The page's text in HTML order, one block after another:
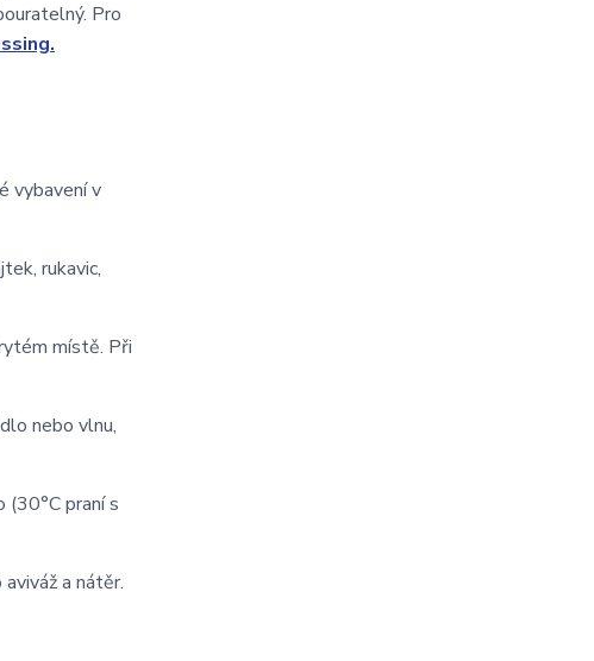
Pro
vybavení v
rukavic,
místě. Při
nebo vlnu,
praní s
a nátěr.